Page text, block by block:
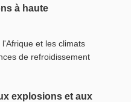
à haute
et les climats
de refroidissement
explosions et aux